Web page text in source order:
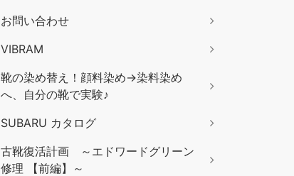
お問い合わせ
VIBRAM
靴の染め替え！顔料染め→染料染め
へ、自分の靴で実験♪
SUBARU カタログ
古靴復活計画 ～エドワードグリーン
修理 【前編】～